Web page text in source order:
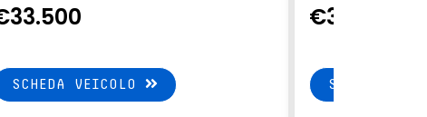
SCHEDA VEICOLO
€32.650
SCHEDA